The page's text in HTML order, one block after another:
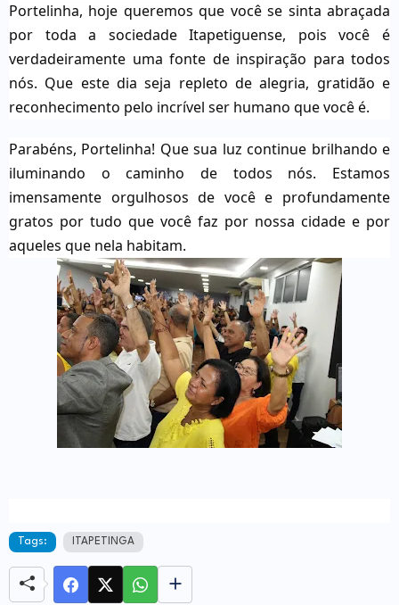
Portelinha, hoje queremos que você se sinta abraçada
por toda a sociedade Itapetiguense, pois você é
verdadeiramente uma fonte de inspiração para todos
nós. Que este dia seja repleto de alegria, gratidão e
reconhecimento pelo incrível ser humano que você é.
Parabéns, Portelinha! Que sua luz continue brilhando e
iluminando o caminho de todos nós. Estamos
imensamente orgulhosos de você e profundamente
gratos por tudo que você faz por nossa cidade e por
aqueles que nela habitam.
Tags: ITAPETINGA